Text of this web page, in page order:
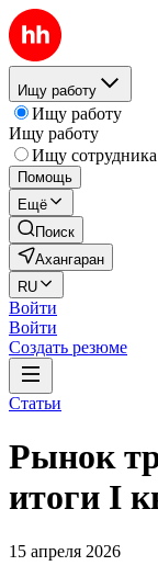
Ищу работу
Ищу работу
Ищу работу
Ищу сотрудника
Помощь
Ещё
Поиск
Ахангаран
RU
Войти
Войти
Создать резюме
Статьи
Рынок
итоги I
15 апреля 2026